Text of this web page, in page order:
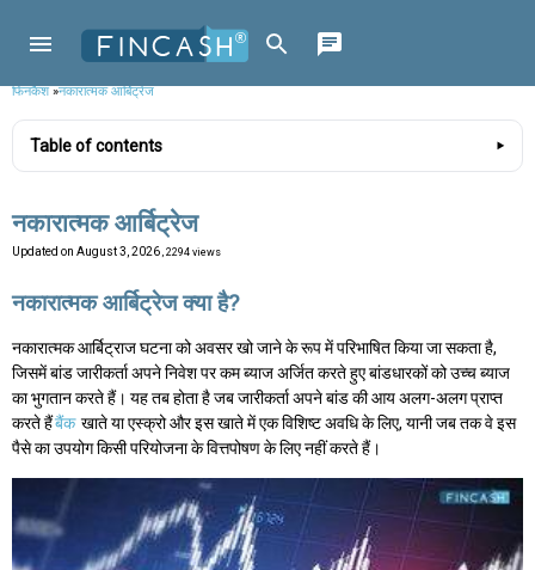
फिनकैश»नकारात्मक आर्बिट्रेज
Table of contents
नकारात्मक आर्बिट्रेज
Updated on August 3, 2026 , 2294 views
नकारात्मक आर्बिट्रेज क्या है?
नकारात्मक आर्बिट्राज घटना को अवसर खो जाने के रूप में परिभाषित किया जा सकता है,
जिसमें बांड जारीकर्ता अपने निवेश पर कम ब्याज अर्जित करते हुए बांडधारकों को उच्च ब्याज
का भुगतान करते हैं। यह तब होता है जब जारीकर्ता अपने बांड की आय अलग-अलग प्राप्त
करते हैंबैंक खाते या एस्क्रो और इस खाते में एक विशिष्ट अवधि के लिए, यानी जब तक वे इस
पैसे का उपयोग किसी परियोजना के वित्तपोषण के लिए नहीं करते हैं।